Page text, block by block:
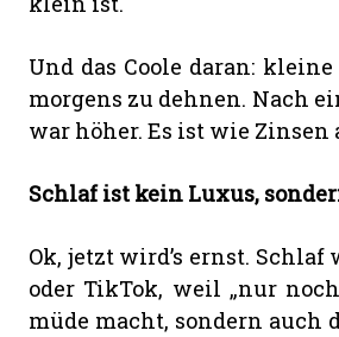
Und das Coole daran:
morgens zu dehnen. Nach
war höher. Es ist wie
Schlaf ist kein Luxus,
Ok, jetzt wird’s ernst.
oder TikTok, weil „nur
müde macht, sondern